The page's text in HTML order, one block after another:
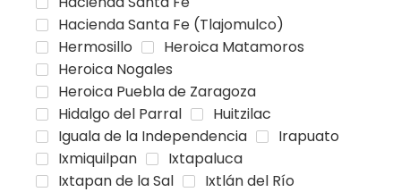
Hacienda Santa Fe (Tlajomulco)
Hermosillo
Heroica Matamoros
Heroica Nogales
Heroica Puebla de Zaragoza
Hidalgo del Parral
Huitzilac
Iguala de la Independencia
Irapuato
Ixmiquilpan
Ixtapaluca
Ixtapan de la Sal
Ixtlán del Río